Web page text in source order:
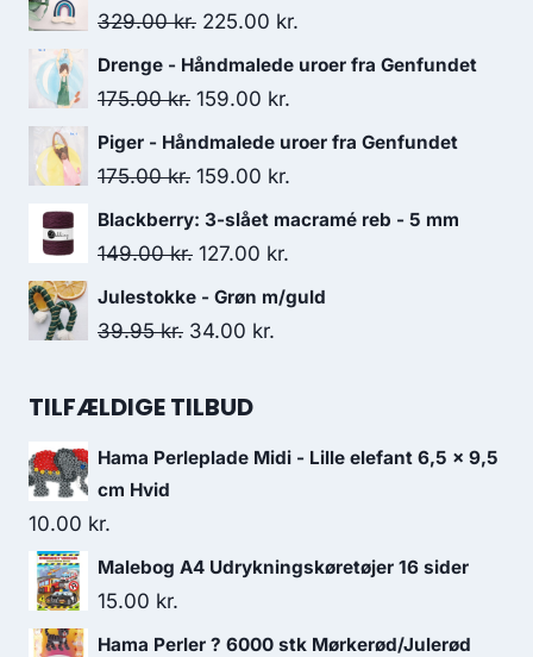
329.00kr. 225.00 kr.
Drenge - Håndmalede uroer fra Genfundet
175.00kr. 159.00 kr.
Piger - Håndmalede uroer fra Genfundet
175.00kr. 159.00 kr.
Blackberry: 3-slået macramé reb - 5 mm
149.00kr. 127.00 kr.
Julestokke - Grøn m/guld
39.95kr. 34.00 kr.
TILFÆLDIGE TILBUD
Hama Perleplade Midi - Lille elefant 6,5 x 9,5
cm Hvid
10.00 kr.
Malebog A4 Udrykningskøretøjer 16 sider
15.00 kr.
Hama Perler ? 6000 stk Mørkerød/Julerød